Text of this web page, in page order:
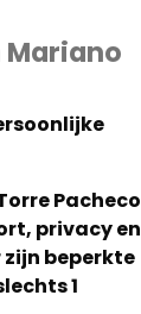
Mariano
Pacheco
privacy en
beperkte
1